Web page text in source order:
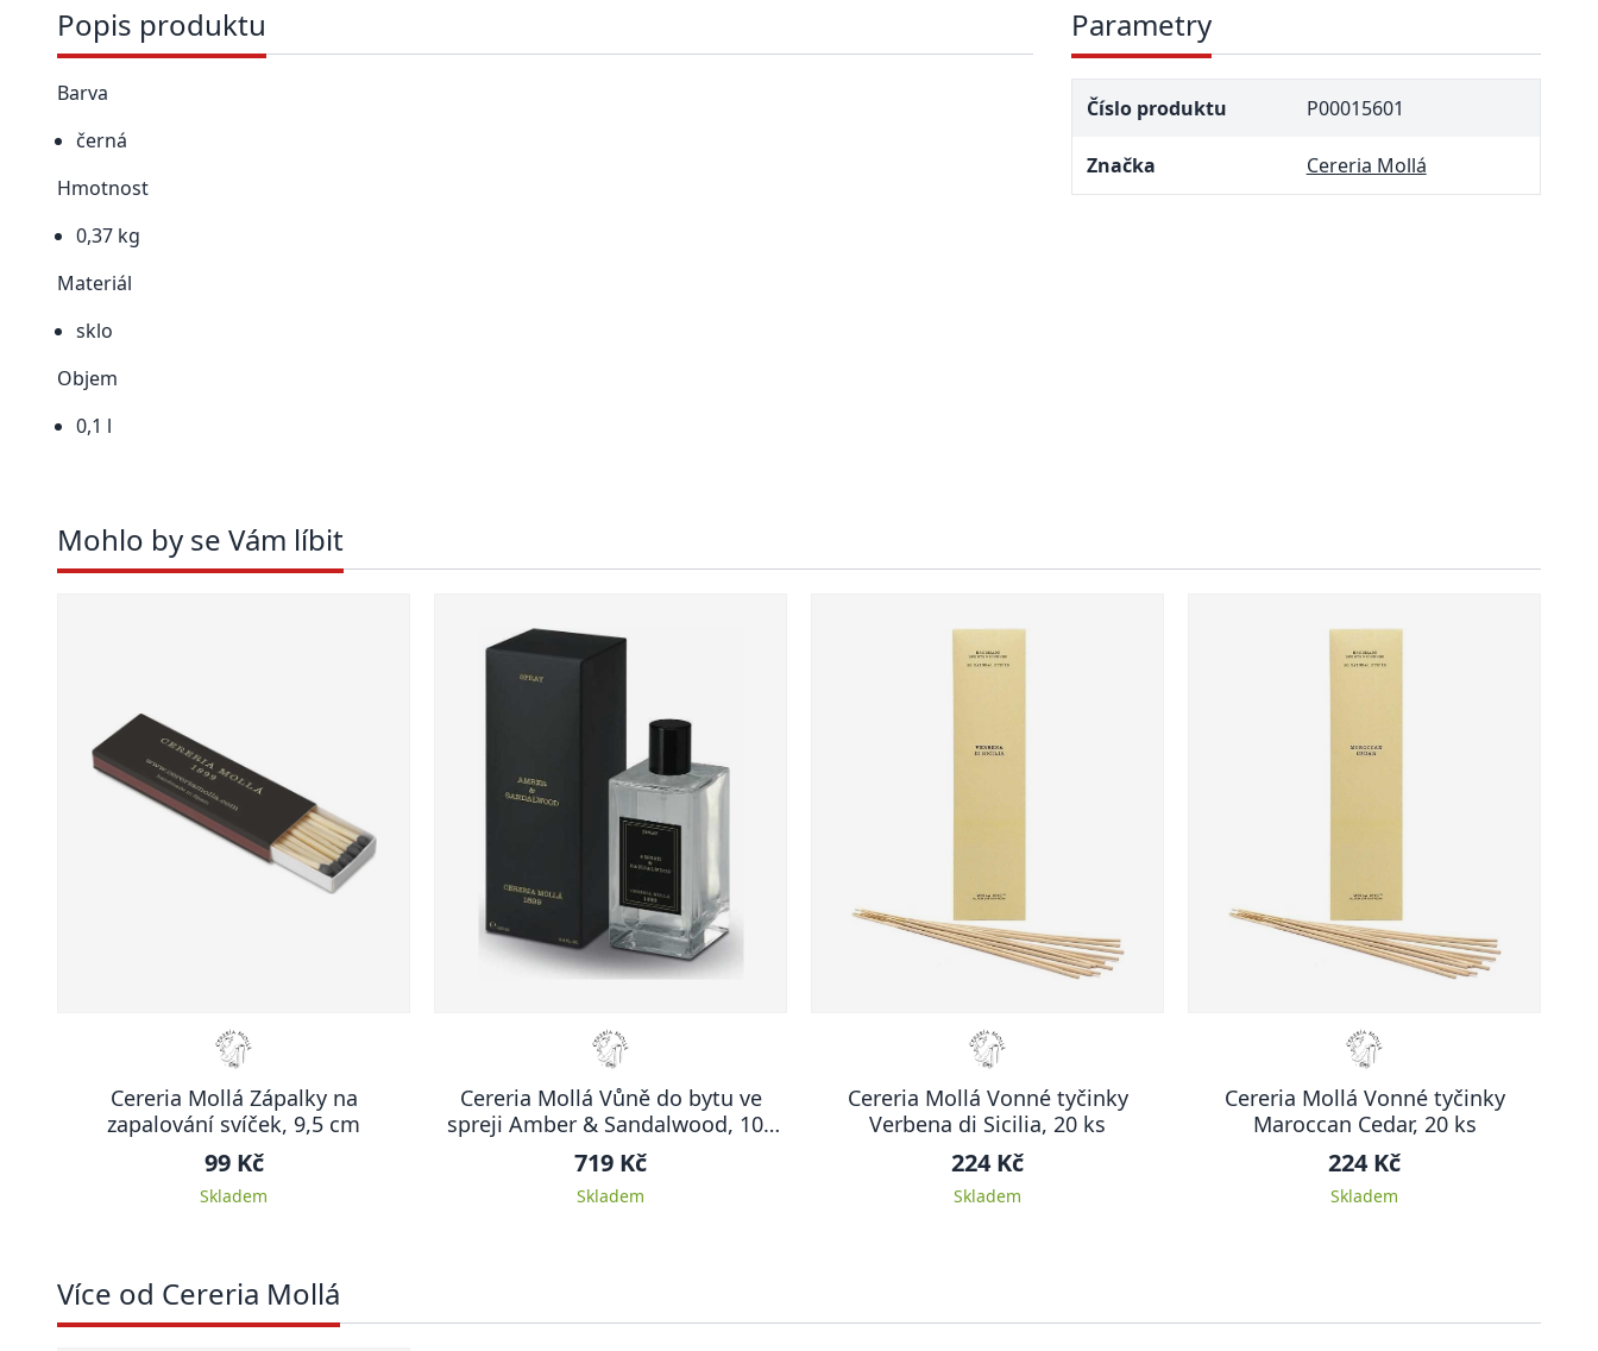
Popis produktu
Barva
černá
Hmotnost
0,37 kg
Materiál
sklo
Objem
0,1 l
Parametry
Číslo produktu P00015601
Značka Cereria Mollá
Mohlo by se Vám líbit
Cereria Mollá Zápalky na
zapalování svíček, 9,5 cm
99 Kč
Skladem
Cereria Mollá Vůně do bytu ve
spreji Amber & Sandalwood, 100
ml
719 Kč
Skladem
Cereria Mollá Vonné tyčinky
Verbena di Sicilia, 20 ks
224 Kč
Skladem
Cereria Mollá Vonné tyčinky
Maroccan Cedar, 20 ks
224 Kč
Skladem
Více od Cereria Mollá